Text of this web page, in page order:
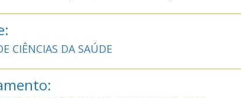
CIÊNCIAS DA SAÚDE